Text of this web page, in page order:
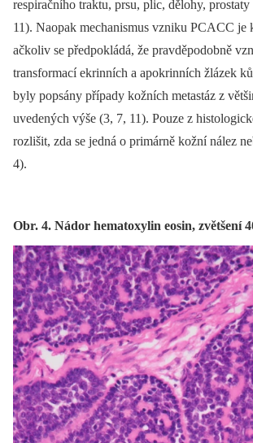
respiračního traktu, prsu, plic, dělohy,
11). Naopak mechanismus vzniku PCACC je
ačkoliv se předpokládá, že pravděpodobně
transformací ekrinních a apokrinních žlázek
byly popsány případy kožních metastáz z
uvedených výše (3, 7, 11). Pouze z
rozlišit, zda se jedná o primárně kožní nález
4).
Obr. 4. Nádor hematoxylin eosin, zvětšení